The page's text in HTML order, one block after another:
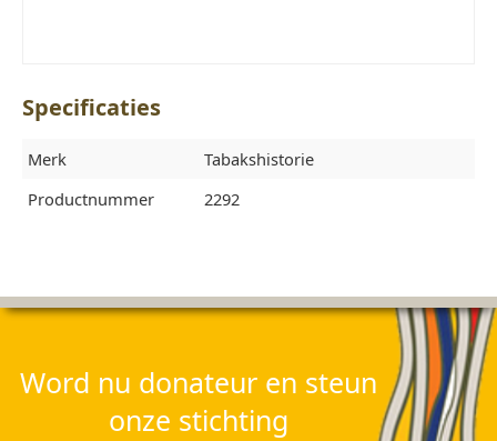
Specificaties
Merk
Tabakshistorie
Productnummer
2292
Word nu donateur en steun
onze stichting